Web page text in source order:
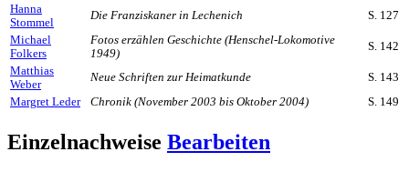
Hanna
Stommel
Die Franziskaner in Lechenich
S. 127
Michael
Folkers
Fotos erzählen Geschichte (Henschel-Lokomotive
1949)
S. 142
Matthias
Weber
Neue Schriften zur Heimatkunde
S. 143
Margret Leder
Chronik (November 2003 bis Oktober 2004) S. 149
Einzelnachweise Bearbeiten